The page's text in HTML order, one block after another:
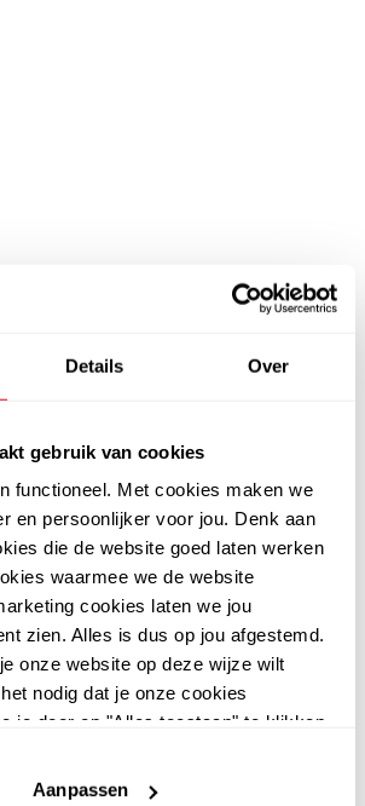
Details Over
gebruik van cookies
functioneel. Met cookies maken we
en persoonlijker voor jou. Denk aan
die de website goed laten werken
waarmee we de website
cookies laten we jou
zien. Alles is dus op jou afgestemd.
onze website op deze wijze wilt
nodig dat je onze cookies
je door op "Alles toestaan" te klikken.
functioneert.
Aanpassen